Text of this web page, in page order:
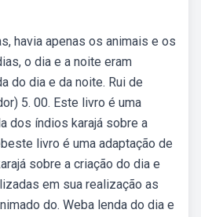
havia apenas os animais e os
o dia e a noite eram
do dia e da noite. Rui de
5. 00. Este livro é uma
dos índios karajá sobre a
livro é uma adaptação de
sobre a criação do dia e
em sua realização as
do. Weba lenda do dia e